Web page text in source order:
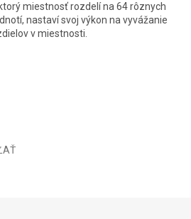
miestnosť rozdelí na 64 rôznych
nastaví svoj výkon na vyvážanie
v miestnosti.